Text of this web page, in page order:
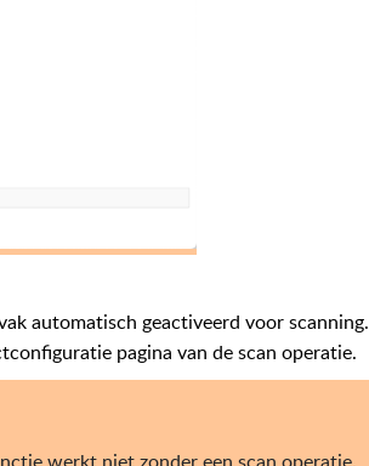
automatisch geactiveerd voor scanning.
pagina van de scan operatie.